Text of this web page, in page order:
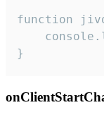
function
}